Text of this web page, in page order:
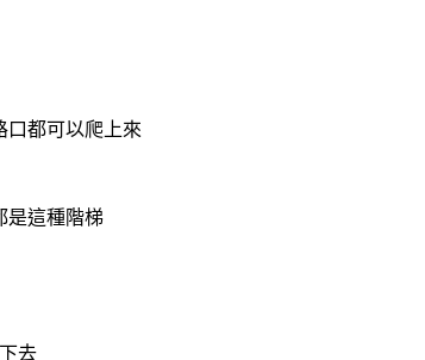
口都可以爬上來
是這種階梯
去